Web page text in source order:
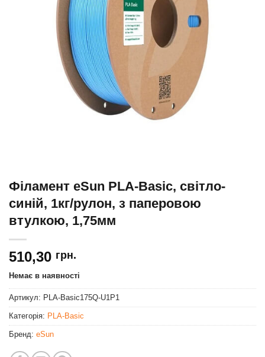
Філамент eSun PLA-Basic, світло-
синій, 1кг/рулон, з паперовою
втулкою, 1,75мм
510,30 грн.
Немає в наявності
Артикул: PLA-Basic175Q-U1P1
Категорія: PLA-Basic
Бренд: eSun